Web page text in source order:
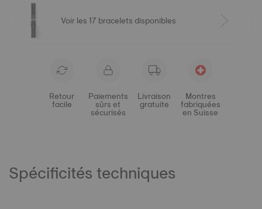
Voir les 17 bracelets disponibles
Retour
facile
Paiements
sûrs et
sécurisés
Livraison
gratuite
Montres
fabriquées
en Suisse
Spécificités techniques